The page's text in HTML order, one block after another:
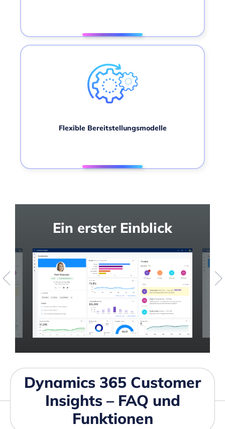
Flexible Bereitstellungsmodelle
Ein erster Einblick
Dynamics 365 Customer
Insights – FAQ und
Funktionen